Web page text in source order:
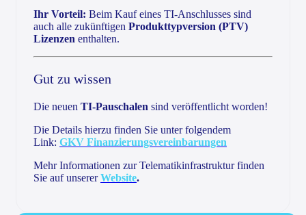
Ihr Vorteil: Beim Kauf eines TI-Anschlusses sind
auch alle zukünftigen Produkttypversion (PTV)
Lizenzen enthalten.
Gut zu wissen
Die neuen TI-Pauschalen sind veröffentlicht worden!
Die Details hierzu finden Sie unter folgendem
Link: GKV Finanzierungsvereinbarungen
Mehr Informationen zur Telematikinfrastruktur finden
Sie auf unsererWebsite.